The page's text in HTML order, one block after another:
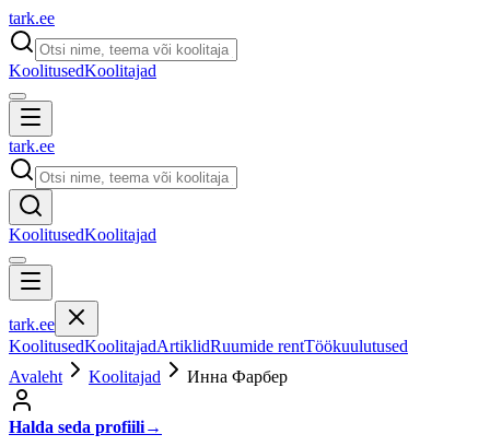
tark.ee
KoolitusedKoolitajad
tark.ee
KoolitusedKoolitajad
tark.ee
KoolitusedKoolitajadArtiklidRuumide rentTöökuulutused
Avaleht
Koolitajad Инна Фарбер
Halda seda profiili→